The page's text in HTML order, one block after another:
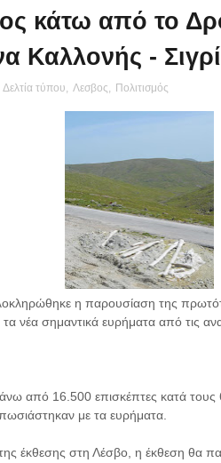
κάτω από το
Καλλονής -
Δελτία τύπου, Λεσβος, Πολιτισμός
ολοκληρώθηκε η παρουσίαση της
νέα σημαντικά ευρήματα από τις
από 16.500 επισκέπτες κατά τους
με τα ευρήματα.
έκθεσης στη Λέσβο, η έκθεση θα